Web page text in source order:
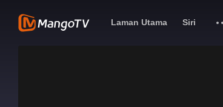
Laman Utama Siri